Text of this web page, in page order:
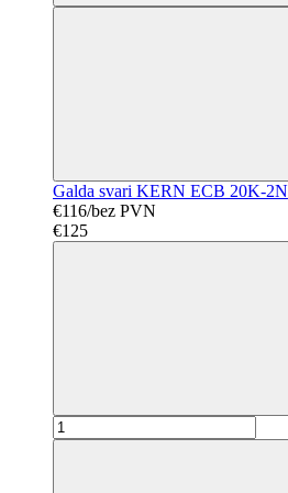
Galda svari KERN ECB 20K-2N
€116/bez PVN
€125